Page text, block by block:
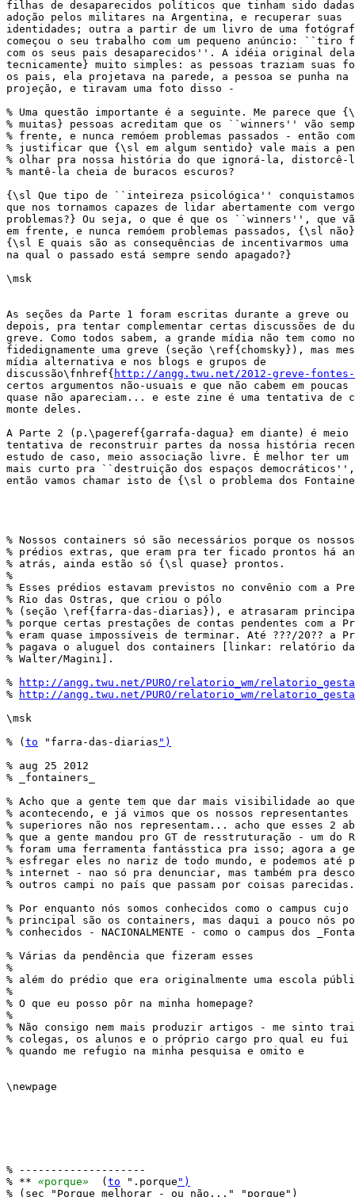
filhas de desaparecidos políticos que tinham sido
adoção pelos militares na Argentina, e recuperar suas
identidades; outra a partir de um livro de uma
começou o seu trabalho com um pequeno anúncio: ``tiro
com os seus pais desaparecidos''. A idéia original
tecnicamente} muito simples: as pessoas traziam suas
os pais, ela projetava na parede, a pessoa se punha
projeção, e tiravam uma foto disso -
% Uma questão importante é a seguinte. Me parece que
% muitas} pessoas acreditam que os ``winners'' vão
% frente, e nunca remóem problemas passados - então
% justificar que {\sl em algum sentido} vale mais a
% olhar pra nossa história do que ignorá-la, distorcê-
% mantê-la cheia de buracos escuros?
{\sl Que tipo de ``inteireza psicológica'' conquistamos
que nos tornamos capazes de lidar abertamente com
problemas?} Ou seja, o que é que os ``winners'', que
em frente, e nunca remóem problemas passados, {\sl
{\sl E quais são as consequências de incentivarmos uma
na qual o passado está sempre sendo apagado?}
\msk
As seções da Parte 1 foram escritas durante a greve ou
depois, pra tentar complementar certas discussões de
greve. Como todos sabem, a grande mídia não tem como
fidedignamente uma greve (seção \ref{chomsky}), mas
mídia alternativa e nos blogs e grupos de
discussão\fnhref{ http://angg.twu.net/2012-greve-
certos argumentos não-usuais e que não cabem em
quase não apareciam... e este zine é uma tentativa de
monte deles.
A Parte 2 (p.\pageref{garrafa-dagua} em diante) é meio
tentativa de reconstruir partes da nossa história
estudo de caso, meio associação livre. É melhor ter um
mais curto pra ``destruição dos espaços democráticos'',
então vamos chamar isto de {\sl o problema dos
% Nossos containers só são necessários porque os nossos
% prédios extras, que eram pra ter ficado prontos há
% atrás, ainda estão só {\sl quase} prontos.
%
% Esses prédios estavam previstos no convênio com a
% Rio das Ostras, que criou o pólo
% (seção \ref{farra-das-diarias}), e atrasaram
% porque certas prestações de contas pendentes com a
% eram quase impossíveis de terminar. Até ???/20?? a
% pagava o aluguel dos containers [linkar: relatório
% Walter/Magini].
%
http://angg.twu.net/PURO/relatorio_wm/
%
http://angg.twu.net/PURO/relatorio_wm/
\msk
% ( to "farra-das-diarias ")
% aug 25 2012
% _fontainers_
% Acho que a gente tem que dar mais visibilidade ao
% acontecendo, e já vimos que os nossos
% superiores não nos representam... acho que esses 2
% que a gente mandou pro GT de resstruturação - um do
% foram uma ferramenta fantásstica pra isso; agora a
% esfregar eles no nariz de todo mundo, e podemos até
% internet - nao só pra denunciar, mas também pra
% outros campi no país que passam por coisas parecidas.
% Por enquanto nós somos conhecidos como o campus cujo
% principal são os containers, mas daqui a pouco nós
% conhecidos - NACIONALMENTE - como o campus dos
% Várias da pendência que fizeram esses
%
% além do prédio que era originalmente uma escola
%
% O que eu posso pôr na minha homepage?
%
% Não consigo nem mais produzir artigos - me sinto
% colegas, os alunos e o próprio cargo pro qual eu fui
% quando me refugio na minha pesquisa e omito e
\newpage
% --------------------
% ** «porque»
  (
to ".porque ")
% (sec "Porque melhorar - ou não..." "porque")